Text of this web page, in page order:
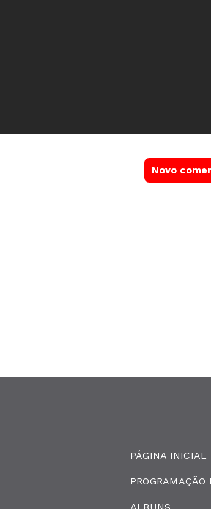
Novo
PÁGINA INICIAL